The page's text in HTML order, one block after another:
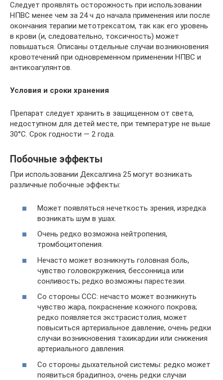
Следует проявлять осторожность при использовании
НПВС менее чем за 24 ч до начала применения или после
окончания терапии метотрексатом, так как его уровень
в крови (и, следовательно, токсичность) может
повышаться. Описаны отдельные случаи возникновения
кровотечений при одновременном применении НПВС и
антикоагулянтов.
Условия и сроки хранения
Препарат следует хранить в защищенном от света,
недоступном для детей месте, при температуре не выше
30°C. Срок годности — 2 года.
Побочные эффекты
При использовании Дексалгина 25 могут возникать
различные побочные эффекты:
Может появляться нечеткость зрения, изредка
возникать шум в ушах.
Очень редко возможна нейтропения,
тромбоцитопения.
Нечасто может возникнуть головная боль,
чувство головокружения, бессонница или
сонливость; редко возможны парестезии.
Со стороны ССС: нечасто может возникнуть
чувство жара, покраснение кожного покрова;
редко появляется экстрасистолия, может
повыситься артериальное давление, очень редки
случаи возникновения тахикардии или снижения
артериального давления.
Со стороны дыхательной системы: редко может
появиться брадипноэ, очень редки случаи